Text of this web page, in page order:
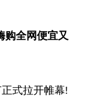
购全网便宜又
式拉开帷幕!